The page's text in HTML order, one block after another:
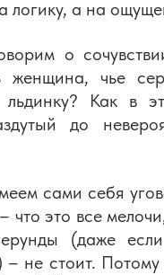
логику, а на
о
женщина, чье
Как в
до
сами себя
что это все
(даже
не стоит. Потому